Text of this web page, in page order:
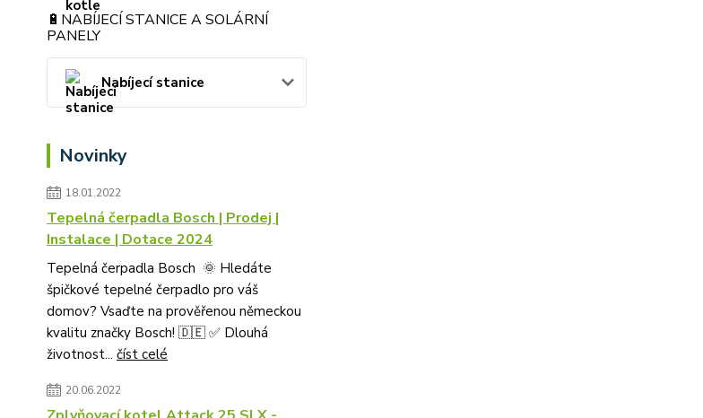
🔋NABÍJECÍ STANICE A SOLÁRNÍ
PANELY
Nabíjecí stanice
Novinky
18.01.2022
Tepelná čerpadla Bosch | Prodej |
Instalace | Dotace 2024
Tepelná čerpadla Bosch 🌞 Hledáte
špičkové tepelné čerpadlo pro váš
domov? Vsaďte na prověřenou německou
kvalitu značky Bosch! 🇩🇪 ✅ Dlouhá
životnost... číst celé
20.06.2022